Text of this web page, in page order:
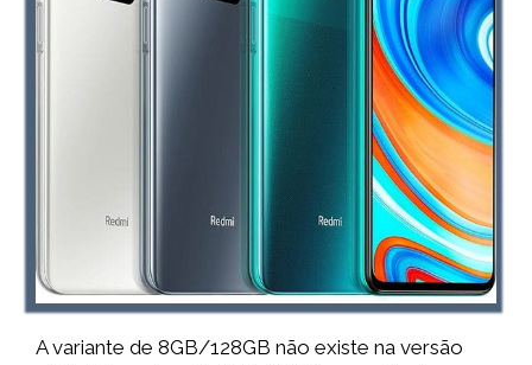
A variante de 8GB/128GB não existe na versão